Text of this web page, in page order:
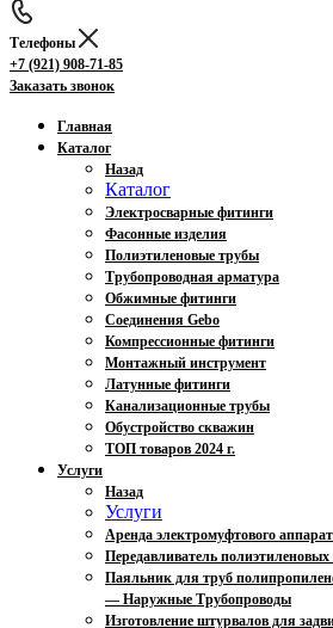
Телефоны
+7 (921) 908-71-85
Заказать звонок
Главная
Каталог
Назад
Каталог
Электросварные фитинги
Фасонные изделия
Полиэтиленовые трубы
Трубопроводная арматура
Обжимные фитинги
Соединения Gebo
Компрессионные фитинги
Монтажный инструмент
Латунные фитинги
Канализационные трубы
Обустройство скважин
ТОП товаров 2024 г.
Услуги
Назад
Услуги
Аренда электромуфтового
Передавливатель полиэтиленовых
Паяльник для труб
— Наружные Трубопроводы
Изготовление штурвалов для